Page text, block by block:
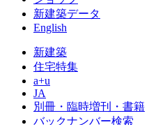
新建築データ
English
新建築
住宅特集
a+u
JA
別冊・臨時増刊・書籍
バックナンバー検索